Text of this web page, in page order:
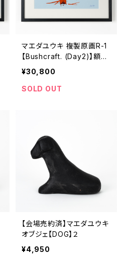
マエダユウキ 複製原画R-1
【Bushcraft. (Day2)】額付
き、直筆サイン入り
¥30,800
SOLD OUT
【会場売約済】マエダユウキ
オブジェ【DOG】２
¥4,950